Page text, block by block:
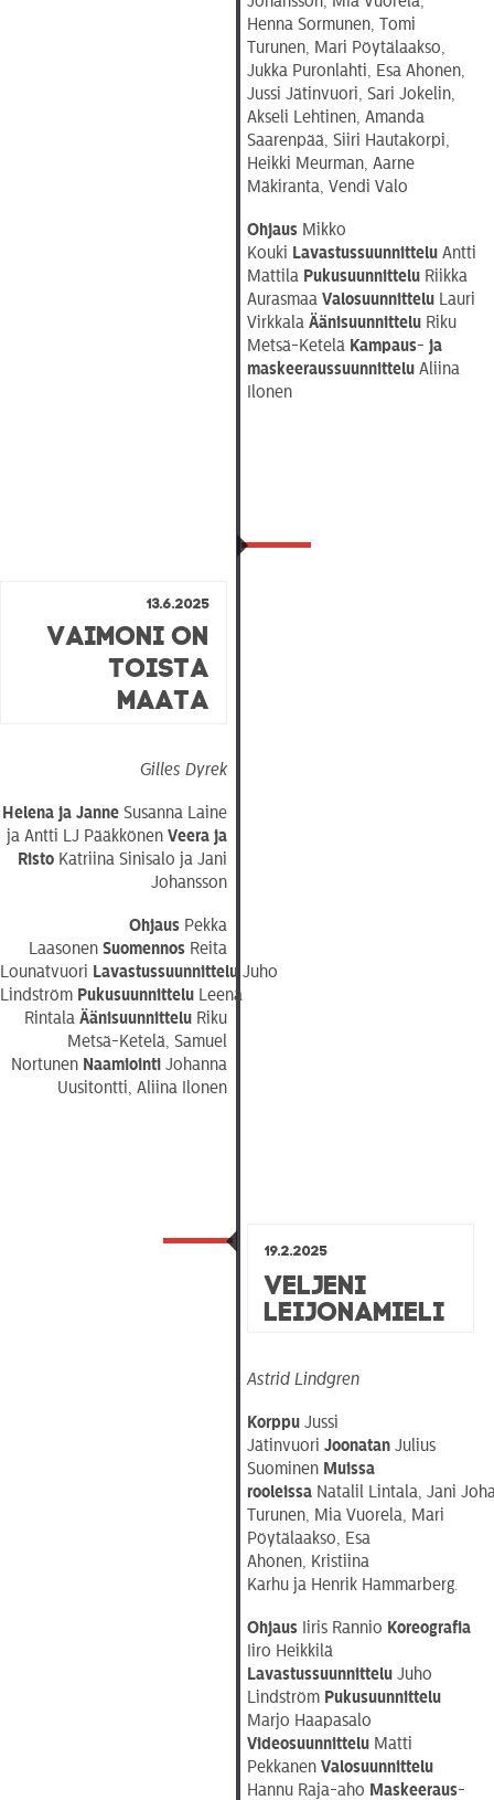
Henna Sormunen, Tomi
Turunen, Mari Pöytälaakso,
Jukka Puronlahti, Esa Ahonen,
Jussi Jätinvuori, Sari Jokelin,
Akseli Lehtinen, Amanda
Saarenpää, Siiri Hautakorpi,
Heikki Meurman, Aarne
Mäkiranta, Vendi Valo
OhjausMikko
Kouki LavastussuunnitteluAntti
Mattila PukusuunnitteluRiikka
Aurasmaa ValosuunnitteluLauri
Virkkala ÄänisuunnitteluRiku
Metsä-Ketelä Kampaus- ja
maskeeraussuunnitteluAliina
Ilonen
13.6.2025
Vaimoni on
toista
maata
Gilles Dyrek
Helena ja Janne Susanna Laine
ja Antti LJ PääkkönenVeera ja
Risto Katriina Sinisalo ja Jani
Johansson
Ohjaus Pekka
LaasonenSuomennos Reita
Lounatvuori Lavastussuunnittelu Juho
Lindström Pukusuunnittelu Leena
RintalaÄänisuunnittelu Riku
Metsä-Ketelä, Samuel
Nortunen Naamiointi Johanna
Uusitontti, Aliina Ilonen
19.2.2025
Veljeni
Leijonamieli
Astrid Lindgren
Korppu Jussi
Jätinvuori Joonatan Julius
Suominen Muissa
rooleissa Natalil Lintala, Jani
Turunen, Mia Vuorela, Mari
Pöytälaakso, Esa
Ahonen, Kristiina
Karhu ja Henrik Hammarberg.
Ohjaus Iiris Rannio Koreografia
Iiro Heikkilä
Lavastussuunnittelu Juho
Lindström Pukusuunnittelu
Marjo Haapasalo
Videosuunnittelu Matti
Pekkanen Valosuunnittelu
Hannu Raja-aho Maskeeraus-